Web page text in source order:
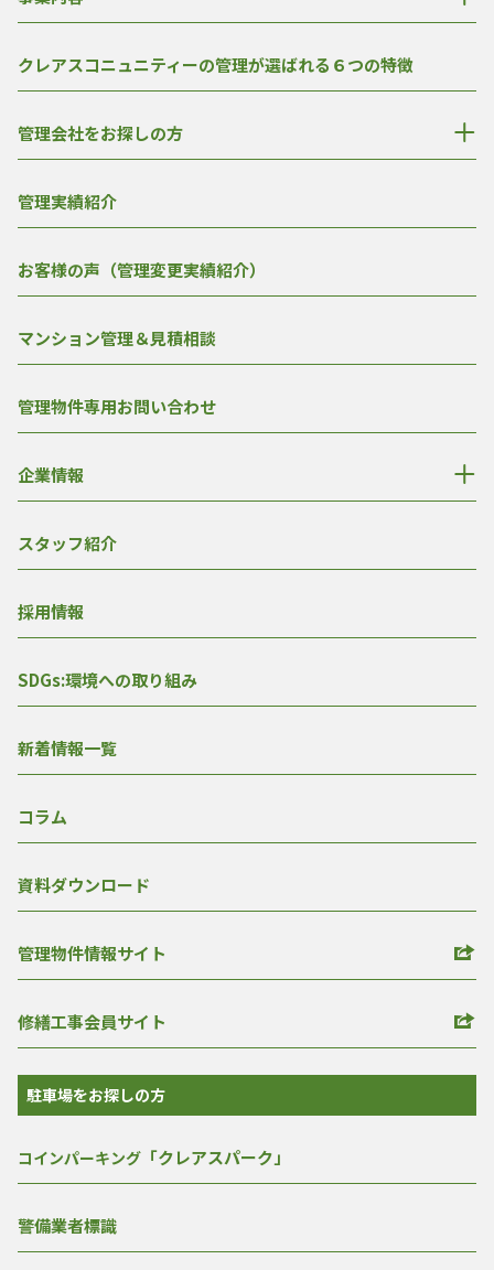
クレアスコニュニティーの管理が選ばれる６つの特徴
管理会社をお探しの方
管理実績紹介
お客様の声（管理変更実績紹介）
マンション管理＆見積相談
管理物件専用お問い合わせ
企業情報
スタッフ紹介
採用情報
SDGs:環境への取り組み
新着情報一覧
コラム
資料ダウンロード
管理物件情報サイト
修繕工事会員サイト
駐車場をお探しの方
コインパーキング 「クレアスパーク」
警備業者標識